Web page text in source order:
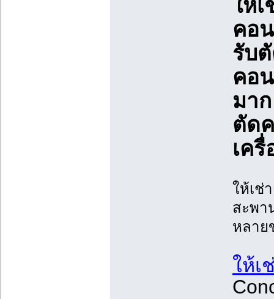
ให้
คอ
รับ
คอ
มา
ตัด
เค
ให้เช่
สะพา
หลาย
ให้เ